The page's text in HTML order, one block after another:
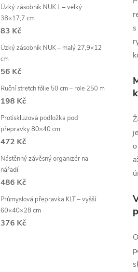
Úzký zásobník NUK L – velký
38×17,7 cm
83 Kč
Úzký zásobník NUK – malý 27,9×12
cm
56 Kč
Ruční stretch fólie 50 cm – role 250 m
198 Kč
Protiskluzová podložka pod
přepravky 80×40 cm
472 Kč
Nástěnný závěsný organizér na
nářadí
486 Kč
Průmyslová přepravka KLT – vyšší
60×40×28 cm
376 Kč